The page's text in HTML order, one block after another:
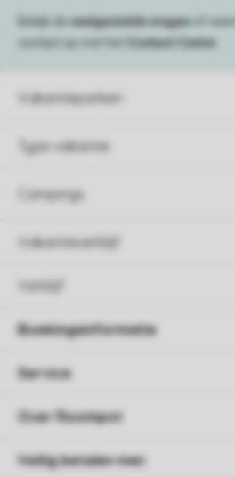
Vakantieparken
Type vakantie
Campings
Vakantieverblijf
Verblijf
Bekijk de veelgestelde vragen
of neem
contact op met het
Contact Center
Boekingsinformatie
Service
Over Roompot
Veilig betalen met